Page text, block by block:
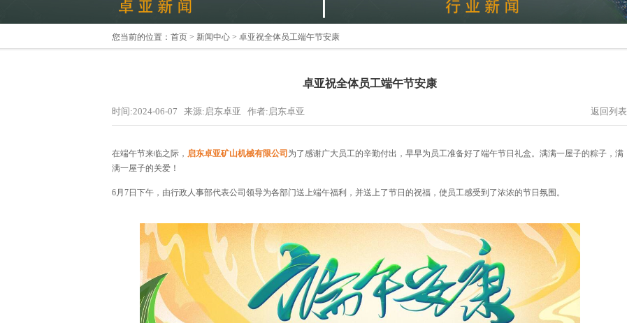
您当前的位置： 首页 > 新闻中心 > 卓亚祝全体员工端午节安康
卓亚祝全体员工端午节安康
时间:2024-06-07 来源:启东卓亚 作者:启东卓亚 返回列表
在端午节来临之际， 启东卓亚矿山机械有限公司 为了感谢广大员工的辛勤付出，早早为员工准备好了端午节日礼盒。满满一屋子的粽子，满
满一屋子的关爱！
6月7日下午，由行政人事部代表公司领导为各部门送上端午福利，并送上了节日的祝福，使员工感受到了浓浓的节日氛围。